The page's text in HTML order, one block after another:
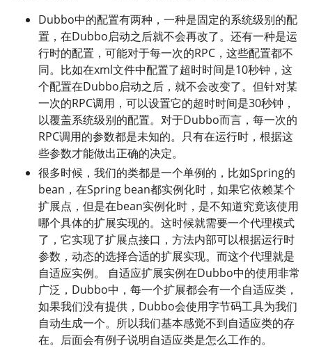
Dubbo中的配置有两种，一种是固定的系统级别的配
置，在Dubbo启动之后就不会再改了。还有一种是运
行时的配置，可能对于每一次的RPC，这些配置都不
同。比如在xml文件中配置了超时时间是10秒钟，这
个配置在Dubbo启动之后，就不会改变了。但针对某
一次的RPC调用，可以设置它的超时时间是30秒钟，
以覆盖系统级别的配置。对于Dubbo而言，每一次的
RPC调用的参数都是未知的。只有在运行时，根据这
些参数才能做出正确的决定。
很多时候，我们的类都是一个单例的，比如Spring的
bean，在Spring bean都实例化时，如果它依赖某个
扩展点，但是在bean实例化时，是不知道究竟该使用
哪个具体的扩展实现的。这时候就需要一个代理模式
了，它实现了扩展点接口，方法内部可以根据运行时
参数，动态的选择合适的扩展实现。而这个代理就是
自适应实例。 自适应扩展实例在Dubbo中的使用非常
广泛，Dubbo中，每一个扩展都会有一个自适应类，
如果我们没有提供，Dubbo会使用字节码工具为我们
自动生成一个。所以我们基本感觉不到自适应类的存
在。后面会有例子说明自适应类是怎么工作的。